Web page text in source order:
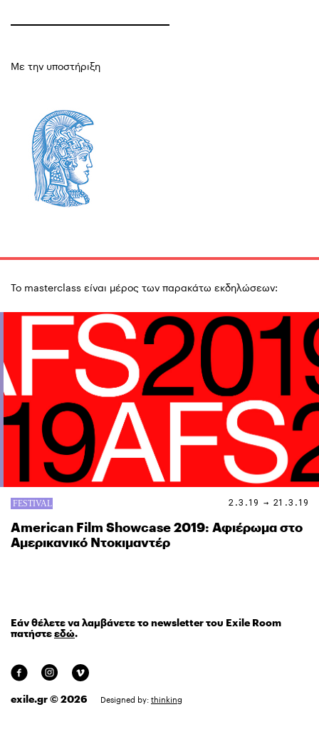
Με την υποστήριξη
Το masterclass είναι μέρος των παρακάτω εκδηλώσεων:
2.3.19 → 21.3.19
American Film Showcase 2019: Αφιέρωμα στο
Αμερικανικό Ντοκιμαντέρ
Εάν θέλετε να λαμβάνετε το newsletter του Exile Room
πατήστεεδώ.
exile.gr © 2026 Designed by: thinking